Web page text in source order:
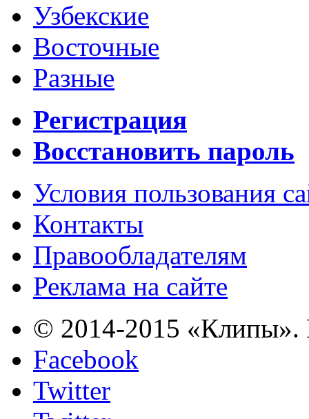
Узбекские
Восточные
Разные
Регистрация
Восстановить пароль
Условия пользования
Контакты
Правообладателям
Реклама на сайте
© 2014-2015 «Клипы».
Facebook
Twitter